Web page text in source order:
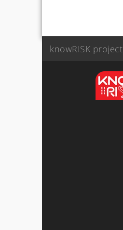
knowRISK project